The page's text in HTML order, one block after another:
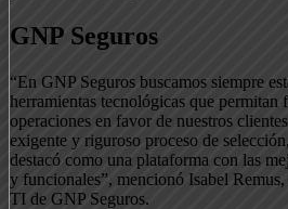
GNP Seguros
“En GNP Seguros buscamos siempre
herramientas tecnológicas que permitan
operaciones en favor de nuestros
exigente y riguroso proceso de
destacó como una plataforma con las
y funcionales”, mencionó Isabel
TI de GNP Seguros.